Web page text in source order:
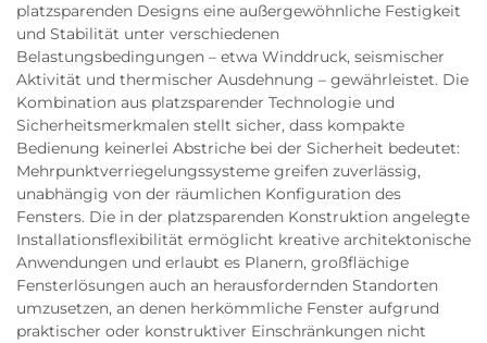
platzsparenden Designs eine außergewöhnliche Festigkeit
und Stabilität unter verschiedenen
Belastungsbedingungen – etwa Winddruck, seismischer
Aktivität und thermischer Ausdehnung – gewährleistet. Die
Kombination aus platzsparender Technologie und
Sicherheitsmerkmalen stellt sicher, dass kompakte
Bedienung keinerlei Abstriche bei der Sicherheit bedeutet:
Mehrpunktverriegelungssysteme greifen zuverlässig,
unabhängig von der räumlichen Konfiguration des
Fensters. Die in der platzsparenden Konstruktion angelegte
Installationsflexibilität ermöglicht kreative architektonische
Anwendungen und erlaubt es Planern, großflächige
Fensterlösungen auch an herausfordernden Standorten
umzusetzen, an denen herkömmliche Fenster aufgrund
praktischer oder konstruktiver Einschränkungen nicht